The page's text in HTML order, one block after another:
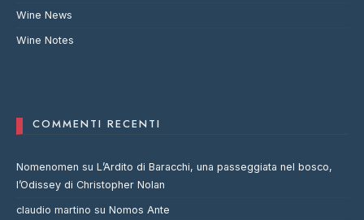
Wine News
Wine Notes
COMMENTI RECENTI
Nomenomen su L’Ardito di Baracchi, una passeggiata nel bosco,
l’Odissey di Christopher Nolan
claudio martino su Nomos Ante